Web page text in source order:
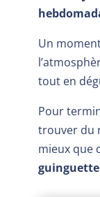
Un
tout en
Pour
trouver du
mieux que
guinguette